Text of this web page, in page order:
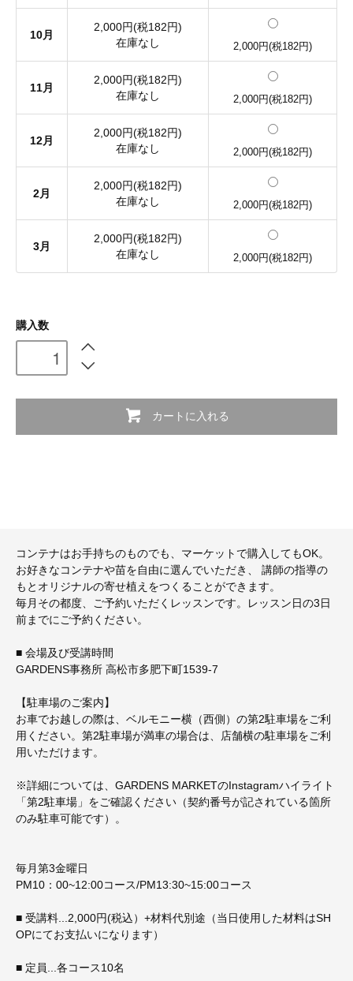
10月
2,000円(税182円)
在庫なし
2,000円(税182円)
11月
2,000円(税182円)
在庫なし
2,000円(税182円)
12月
2,000円(税182円)
在庫なし
2,000円(税182円)
2月
2,000円(税182円)
在庫なし
2,000円(税182円)
3月
2,000円(税182円)
在庫なし
2,000円(税182円)
購入数
カートに入れる
コンテナはお手持ちのものでも、マーケットで購入してもOK。
お好きなコンテナや苗を自由に選んでいただき、 講師の指導の
もとオリジナルの寄せ植えをつくることができます。
毎月その都度、ご予約いただくレッスンです。レッスン日の3日
前までにご予約ください。
■ 会場及び受講時間
GARDENS事務所 高松市多肥下町1539-7
【駐車場のご案内】
お車でお越しの際は、ベルモニー横（西側）の第2駐車場をご利
用ください。第2駐車場が満車の場合は、店舗横の駐車場をご利
用いただけます。
※詳細については、GARDENS MARKETのInstagramハイライト
「第2駐車場」をご確認ください（契約番号が記されている箇所
のみ駐車可能です）。
毎月第3金曜日
PM10：00~12:00コース/PM13:30~15:00コース
■ 受講料...2,000円(税込）+材料代別途（当日使用した材料はSH
OPにてお支払いになります）
■ 定員...各コース10名